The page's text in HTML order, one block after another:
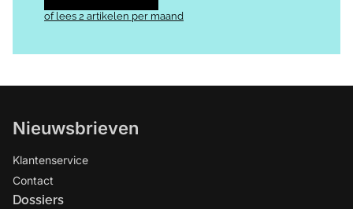
of lees 2 artikelen per maand
Nieuwsbrieven
Klantenservice
Contact
Dossiers